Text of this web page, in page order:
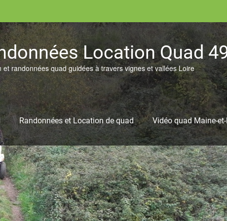
Location Quad
et randonnées quad guidées à travers vignes et vallées Loire
Randonnées et Location de quad Vidéo quad Maine-